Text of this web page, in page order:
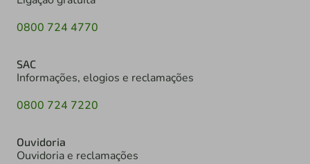
0800 724 4770
SAC
Informações, elogios e reclamações
0800 724 7220
Ouvidoria
Ouvidoria e reclamações